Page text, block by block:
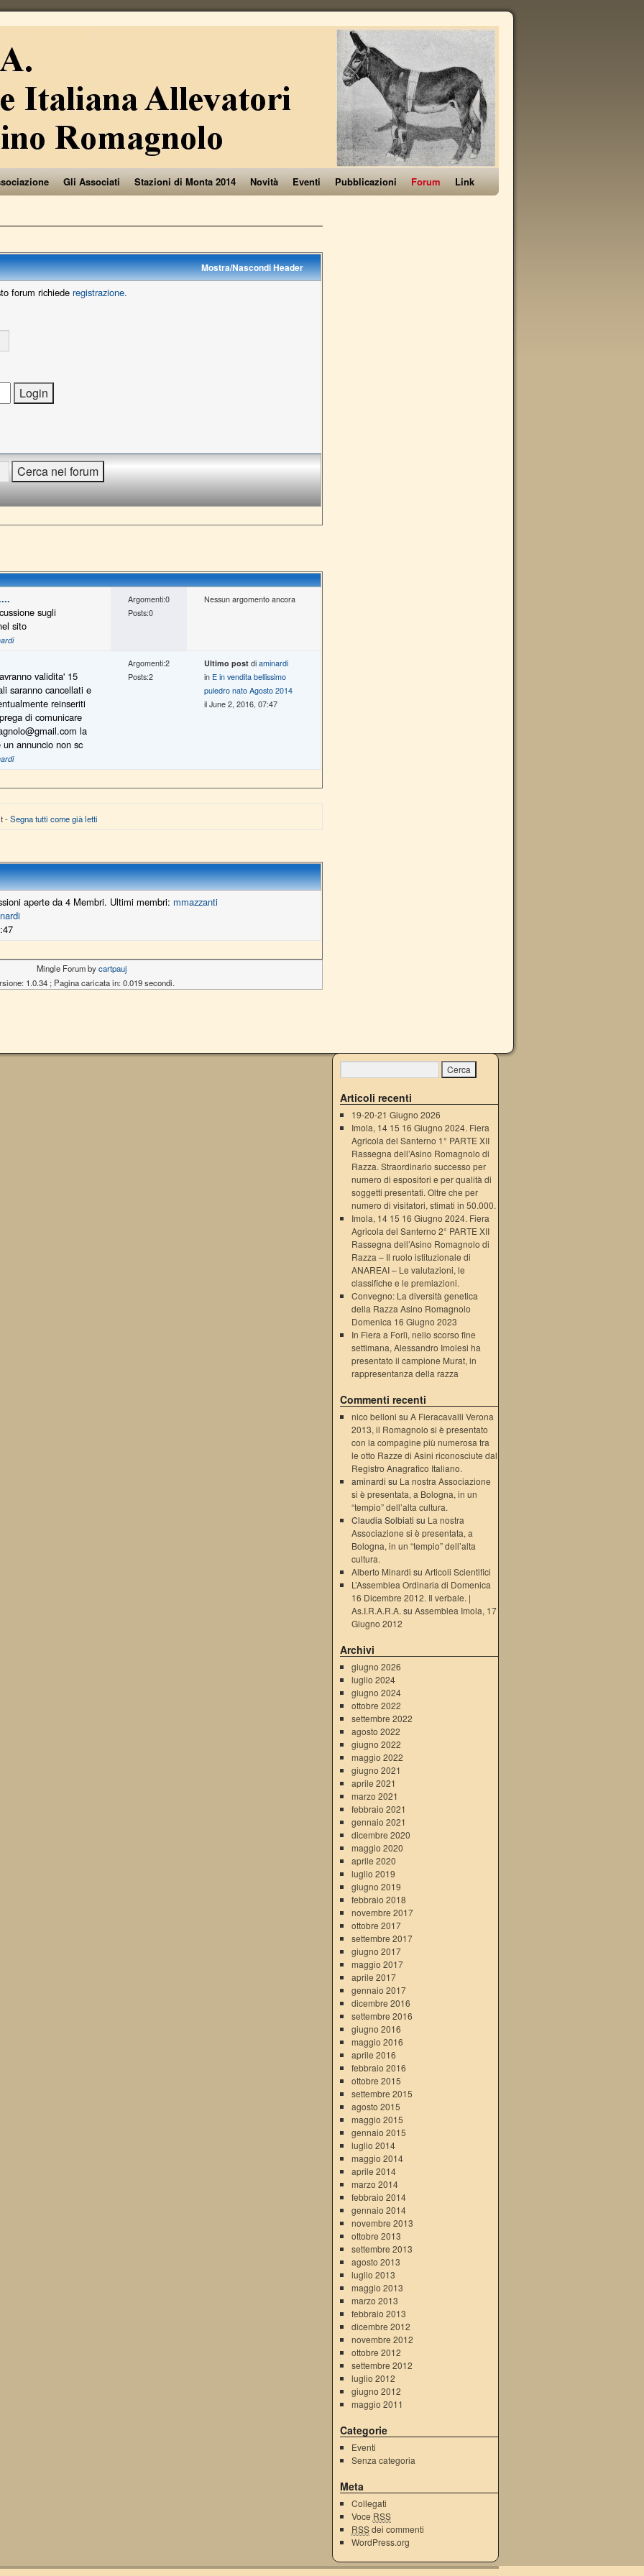
Gli Associati Stazioni di Monta 2014 Novità Eventi Pubblicazioni Forum Link
Mostra/Nascondi Header
forum richiede registrazione.
sugli
sito
Argomenti:0
Posts:0
Nessun argomento ancora
validita' 15
saranno cancellati e
reinseriti
di comunicare
la
annuncio non sc
Argomenti:2
Posts:2
Ultimo post di aminardi
in E in vendita bellissimo
puledro nato Agosto 2014
il June 2, 2016, 07:47
-Segna tutti come già letti
aperte da 4 Membri. Ultimi membri: mmazzanti
Mingle Forum bycartpauj
1.0.34 ; Pagina caricata in: 0.019 secondi.
Articoli recenti
19-20-21 Giugno 2026
Imola, 14 15 16 Giugno 2024. Fiera
Agricola del Santerno 1° PARTE XII
Rassegna dell’Asino Romagnolo di
Razza. Straordinario successo per
numero di espositori e per qualità di
soggetti presentati. Oltre che per
numero di visitatori, stimati in 50.000.
Imola, 14 15 16 Giugno 2024. Fiera
Agricola del Santerno 2° PARTE XII
Rassegna dell’Asino Romagnolo di
Razza – Il ruolo istituzionale di
ANAREAI – Le valutazioni, le
classifiche e le premiazioni.
Convegno: La diversità genetica
della Razza Asino Romagnolo
Domenica 16 Giugno 2023
In Fiera a Forlì, nello scorso fine
settimana, Alessandro Imolesi ha
presentato il campione Murat, in
rappresentanza della razza
Commenti recenti
nico belloni su A Fieracavalli Verona
2013, il Romagnolo si è presentato
con la compagine più numerosa tra
le otto Razze di Asini riconosciute dal
Registro Anagrafico Italiano.
aminardi su La nostra Associazione
si è presentata, a Bologna, in un
“tempio” dell’alta cultura.
Claudia Solbiati su La nostra
Associazione si è presentata, a
Bologna, in un “tempio” dell’alta
cultura.
Alberto Minardi su Articoli Scientifici
L’Assemblea Ordinaria di Domenica
16 Dicembre 2012. Il verbale. |
As.I.R.A.R.A. su Assemblea Imola, 17
Giugno 2012
Archivi
giugno 2026
luglio 2024
giugno 2024
ottobre 2022
settembre 2022
agosto 2022
giugno 2022
maggio 2022
giugno 2021
aprile 2021
marzo 2021
febbraio 2021
gennaio 2021
dicembre 2020
maggio 2020
aprile 2020
luglio 2019
giugno 2019
febbraio 2018
novembre 2017
ottobre 2017
settembre 2017
giugno 2017
maggio 2017
aprile 2017
gennaio 2017
dicembre 2016
settembre 2016
giugno 2016
maggio 2016
aprile 2016
febbraio 2016
ottobre 2015
settembre 2015
agosto 2015
maggio 2015
gennaio 2015
luglio 2014
maggio 2014
aprile 2014
marzo 2014
febbraio 2014
gennaio 2014
novembre 2013
ottobre 2013
settembre 2013
agosto 2013
luglio 2013
maggio 2013
marzo 2013
febbraio 2013
dicembre 2012
novembre 2012
ottobre 2012
settembre 2012
luglio 2012
giugno 2012
maggio 2011
Categorie
Eventi
Senza categoria
Meta
Collegati
Voce RSS
RSSdei commenti
WordPress.org